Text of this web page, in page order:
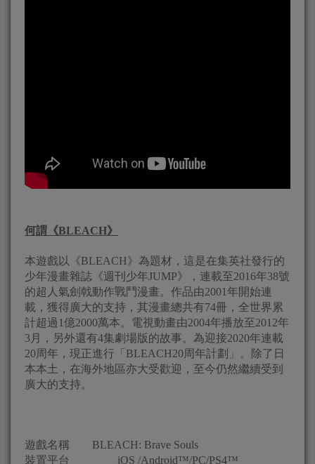
何謂《BLEACH》
本遊戲以《BLEACH》為題材，這是在集英社發行的
少年漫畫雜誌《週刊少年JUMP》，連載至2016年38號
的超人氣劍戟動作戰鬥漫畫。作品由2001年開始連
載，獲得廣大的支持，其漫畫總共有74冊，全世界累
計超過1億2000萬本。電視動畫由2004年播放至2012年
3月，另外還有4集劇場版的故事。為迎接2020年連載
20周年，現正進行「BLEACH20周年計劃」。除了日
本本土，在海外地區亦大受歡迎，至今仍然繼續受到
廣大的支持。
遊戲名稱 BLEACH: Brave Souls
裝置平台 iOS /Android™/PC/PS4™